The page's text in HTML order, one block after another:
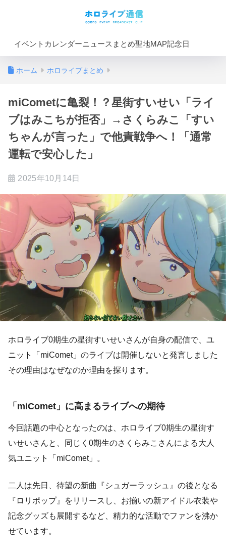
イベントカレンダーニュースまとめ聖地MAP記念日
ホーム ホロライブまとめ
miCometに亀裂！？星街すいせい「ライ
ブはみこちが拒否」→さくらみこ「すい
ちゃんが言った」で他責戦争へ！「通常
運転で安心した」
2025年10月14日
ホロライブ0期生の星街すいせいさんが自身の配信で、ユ
ニット「miComet」のライブは開催しないと発言しました
その理由はなぜなのか理由を探ります。
「miComet」に高まるライブへの期待
今回話題の中心となったのは、ホロライブ0期生の星街す
いせいさんと、同じく0期生のさくらみこさんによる大人
気ユニット「miComet」。
二人は先日、待望の新曲『シュガーラッシュ』の後となる
『ロリポップ』をリリースし、お揃いの新アイドル衣装や
記念グッズも展開するなど、精力的な活動でファンを沸か
せています。